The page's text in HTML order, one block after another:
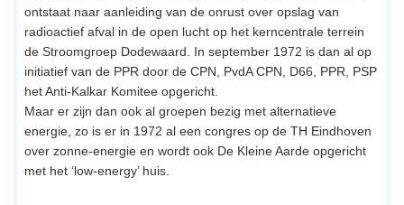
ontstaat naar aanleiding van de onrust over opslag van
radioactief afval in de open lucht op het kerncentrale terrein
de Stroomgroep Dodewaard. In september 1972 is dan al op
initiatief van de PPR door de CPN, PvdA CPN, D66, PPR, PSP
het Anti-Kalkar Komitee opgericht.
Maar er zijn dan ook al groepen bezig met alternatieve
energie, zo is er in 1972 al een congres op de TH Eindhoven
over zonne-energie en wordt ook De Kleine Aarde opgericht
met het ‘low-energy’ huis.